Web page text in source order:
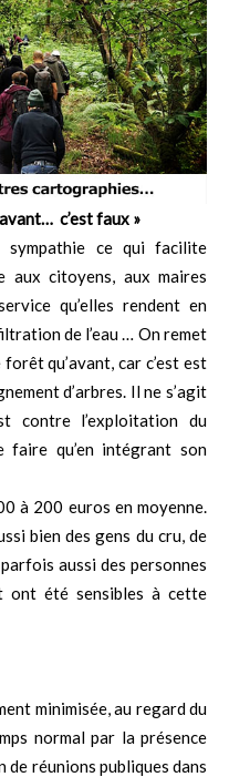
c’est faux »
sympathie ce qui facilite
aux citoyens, aux maires
qu’elles rendent en
de l’eau … On remet
qu’avant, car c’est est
d’arbres. Il ne s’agit
contre l’exploitation du
faire qu’en intégrant son
à 200 euros en moyenne.
bien des gens du cru, de
aussi des personnes
ont été sensibles à cette
minimisée, au regard du
normal par la présence
de réunions publiques dans